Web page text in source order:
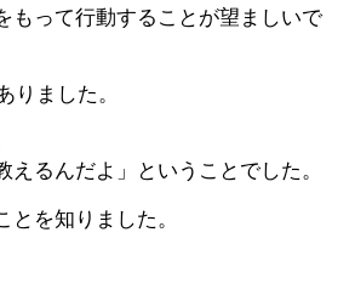
もって行動することが望ましいで
ました。
るんだよ」ということでした。
を知りました。